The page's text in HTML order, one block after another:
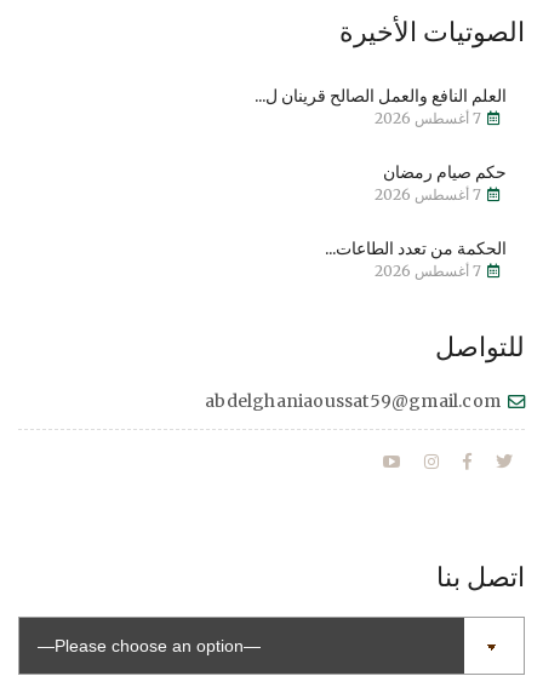
الصوتيات الأخيرة
العلم النافع والعمل الصالح قرينان ل...
7 أغسطس 2026
حكم صيام رمضان
7 أغسطس 2026
الحكمة من تعدد الطاعات...
7 أغسطس 2026
للتواصل
abdelghaniaoussat59@gmail.com
اتصل بنا